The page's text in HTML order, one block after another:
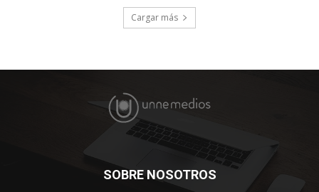
Cargar más
SOBRE NOSOTROS